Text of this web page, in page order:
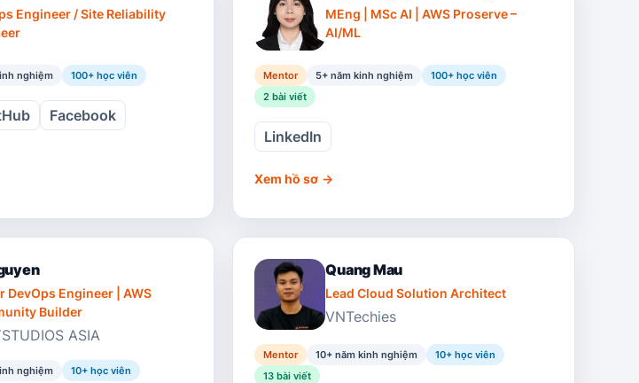
Engineer / Site Reliability
nghiệm 100+ học viên
Facebook
MEng | MSc AI | AWS Proserve –
AI/ML
Mentor 5+ năm kinh nghiệm 100+ học viên
2 bài viết
LinkedIn
Xem hồ sơ →
DevOps Engineer | AWS
Builder
ASIA
nghiệm 10+ học viên
Quang Mau
Lead Cloud Solution Architect
VNTechies
Mentor 10+ năm kinh nghiệm 10+ học viên
13 bài viết